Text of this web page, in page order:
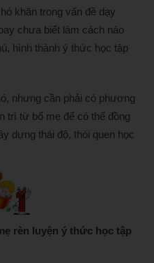
khăn trong vấn đề dạy
chưa biết làm cách nào
hình thành ý thức học tập
nhưng cần phải có phương
trì từ bố mẹ để có thể đồng
dựng thái độ, thói quen học
rèn luyện ý thức học tập